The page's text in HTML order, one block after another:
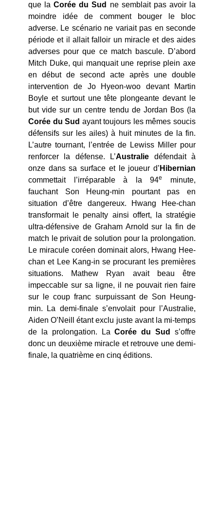
que laCorée du Sud ne semblait pas avoir la
moindre idée de comment bouger le bloc
adverse. Le scénario ne variait pas en seconde
période et il allait falloir un miracle et des aides
adverses pour que ce match bascule. D’abord
Mitch Duke, qui manquait une reprise plein axe
en début de second acte après une double
intervention de Jo Hyeon-woo devant Martin
Boyle et surtout une tête plongeante devant le
but vide sur un centre tendu de Jordan Bos (la
Corée du Sud ayant toujours les mêmes soucis
défensifs sur les ailes) à huit minutes de la fin.
L’autre tournant, l’entrée de Lewiss Miller pour
renforcer la défense. L’Australie défendait à
onze dans sa surface et le joueur d’ Hibernian
commettait l’irréparable à la 94e
minute,
fauchant Son Heung-min pourtant pas en
situation d’être dangereux. Hwang Hee-chan
transformait le penalty ainsi offert, la stratégie
ultra-défensive de Graham Arnold sur la fin de
match le privait de solution pour la prolongation.
Le miracule coréen dominait alors, Hwang Hee-
chan et Lee Kang-in se procurant les premières
situations. Mathew Ryan avait beau être
impeccable sur sa ligne, il ne pouvait rien faire
sur le coup franc surpuissant de Son Heung-
min. La demi-finale s’envolait pour l’Australie,
Aiden O’Neill étant exclu juste avant la mi-temps
de la prolongation. La Corée du Sud
s’offre
donc un deuxième miracle et retrouve une demi-
finale, la quatrième en cinq éditions.